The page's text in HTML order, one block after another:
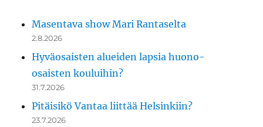
Masentava show Mari Rantaselta
2.8.2026
Hyväosaisten alueiden lapsia huono-
osaisten kouluihin?
31.7.2026
Pitäisikö Vantaa liittää Helsinkiin?
23.7.2026